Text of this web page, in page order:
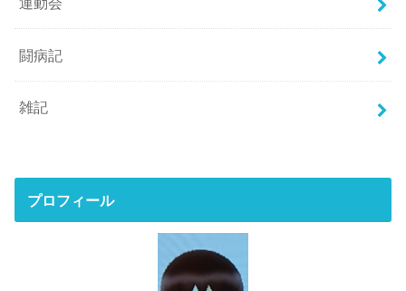
闘病記
雑記
プロフィール